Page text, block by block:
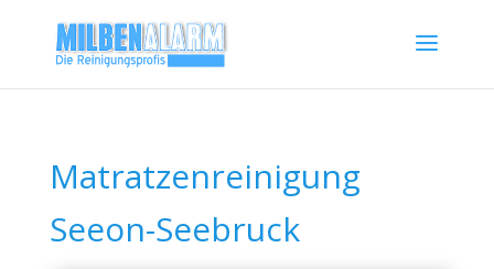
Matratzenreinigung
Seeon-Seebruck